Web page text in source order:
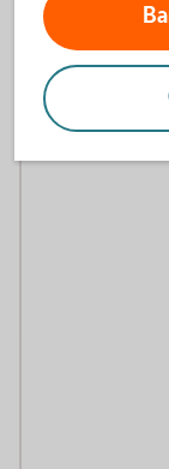
Handelsbanken
sammanlägger
fonder